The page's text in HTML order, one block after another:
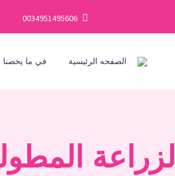
0034951495606
الصفحه الرئيسية في ما يخصنا
الزراعة